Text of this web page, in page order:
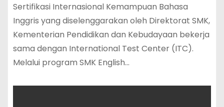
Sertifikasi Internasional Kemampuan Bahasa
Inggris yang diselenggarakan oleh Direktorat SMK,
Kementerian Pendidikan dan Kebudayaan bekerja
sama dengan International Test Center (ITC).
Melalui program SMK English…